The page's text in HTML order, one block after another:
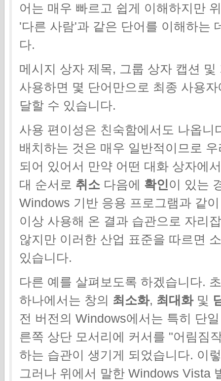
어는 매우 빠르고 쉽게 이해하지만
'다른 사람'과 같은 단어를 이해하는
다.
메시지 상자 제목, 그룹 상자 캡션
사용하면 몇 단어만으로 최종 사용
달할 수 있습니다.
사용 편이성은 친숙함에서도 나옵
배치하는 것은 매우 일반적이므로
되어 있어서 만약 어떤 대화 상자에
대 순서로 취소 다음에 확인이 있는
Windows 기반 응용 프로그램과 같
이상 사용해 온 결과 습관으로 자리
않지만 이러한 산업 표준을 따르면
있습니다.
다른 예를 살펴보도록 하겠습니다.
하나에서는 창의 최소화, 최대화및
전 버전의 Windows에서는 특히 단
른쪽 상단 모서리에 커서를 "어림짐
하는 습관이 생기게 되었습니다. 이
그러나 위에서 말한 Windows Vista